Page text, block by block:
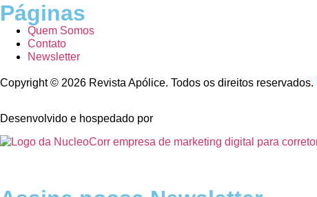
Páginas
Quem Somos
Contato
Newsletter
Copyright © 2026 Revista Apólice. Todos os direitos reservados.
Desenvolvido e hospedado por